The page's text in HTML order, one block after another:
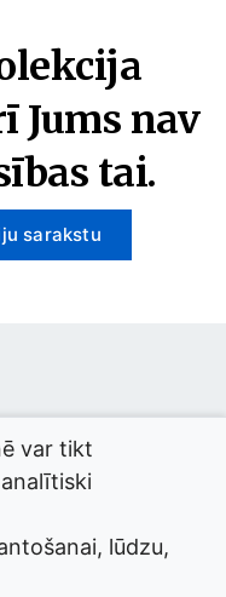
Jums nav
tai.
sarakstu
. var tikt
lūdzu,